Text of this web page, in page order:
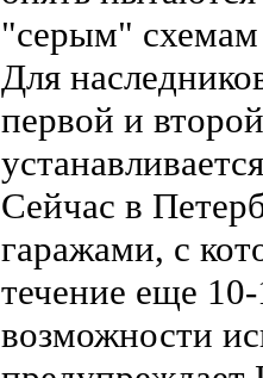
"серым" схемам
Для
первой и
Сейчас в
гаражами, с
течение еще
возможности